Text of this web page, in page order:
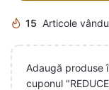
15 Articole
Adaugă produse
cuponul